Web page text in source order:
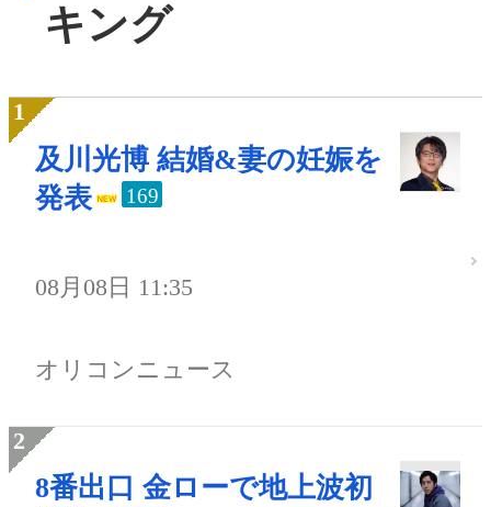
キング
及川光博 結婚&妻の妊娠を
発表
169
08月08日 11:35
オリコンニュース
8番出口 金ローで地上波初